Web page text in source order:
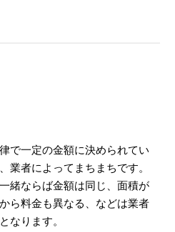
で一定の金額に決められてい
業者によってまちまちです。
緒ならば金額は同じ、面積が
ら料金も異なる、などは業者
なります。